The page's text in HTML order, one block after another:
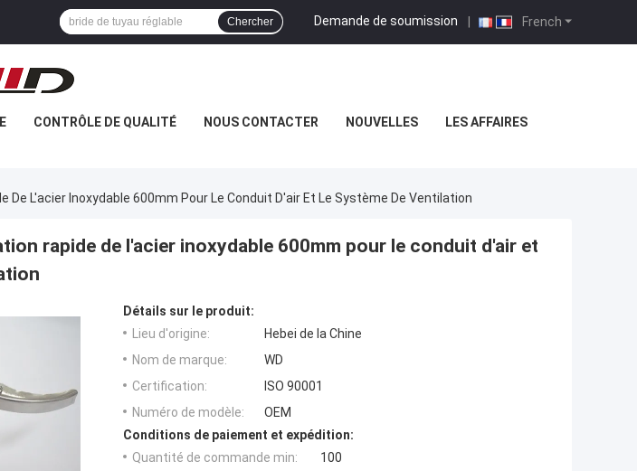
French
Demande de soumission |
Chercher
CONTRÔLE DE QUALITÉ NOUS CONTACTER NOUVELLES LES AFFAIRES
De L'acier Inoxydable 600mm Pour Le Conduit D'air Et Le Système De Ventilation
rapide de l'acier inoxydable 600mm pour le conduit d'air et
Détails sur le produit:
Lieu d'origine:
Hebei de la Chine
Nom de marque:
WD
Certification:
ISO 90001
Numéro de modèle:
OEM
Conditions de paiement et expédition:
Quantité de commande min:
100